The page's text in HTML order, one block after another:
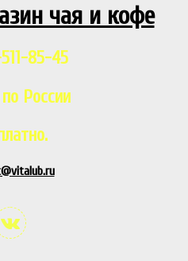
чая и кофе
85-45
России